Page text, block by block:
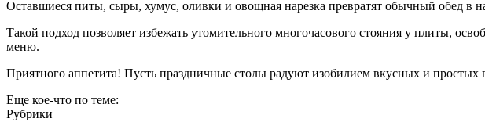
Оставшиеся питы, сыры, хумус, оливки и овощная нарезка превратят обычный обед в
Такой подход позволяет избежать утомительного многочасового стояния у плиты,
меню.
Приятного аппетита! Пусть праздничные столы радуют изобилием вкусных и простых
Еще кое-что по теме:
Рубрики